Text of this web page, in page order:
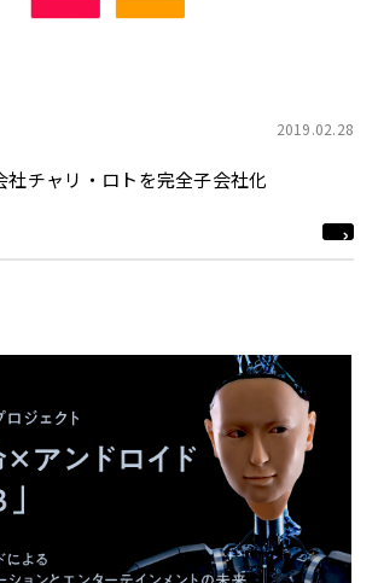
2019.02.28
社チャリ・ロトを完全子会社化